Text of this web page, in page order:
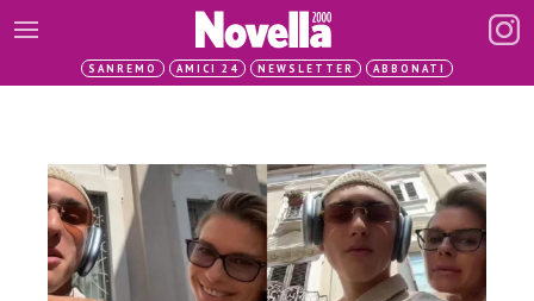
SANREMO AMICI 24 NEWSLETTER ABBONATI